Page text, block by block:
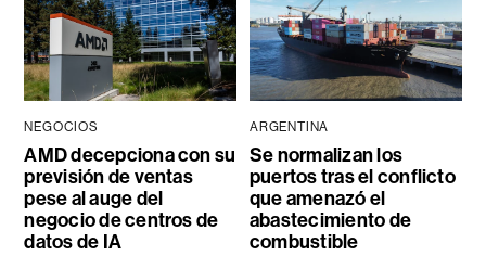
NEGOCIOS
AMD decepciona con su
previsión de ventas
pese al auge del
negocio de centros de
datos de IA
ARGENTINA
Se normalizan los
puertos tras el conflicto
que amenazó el
abastecimiento de
combustible